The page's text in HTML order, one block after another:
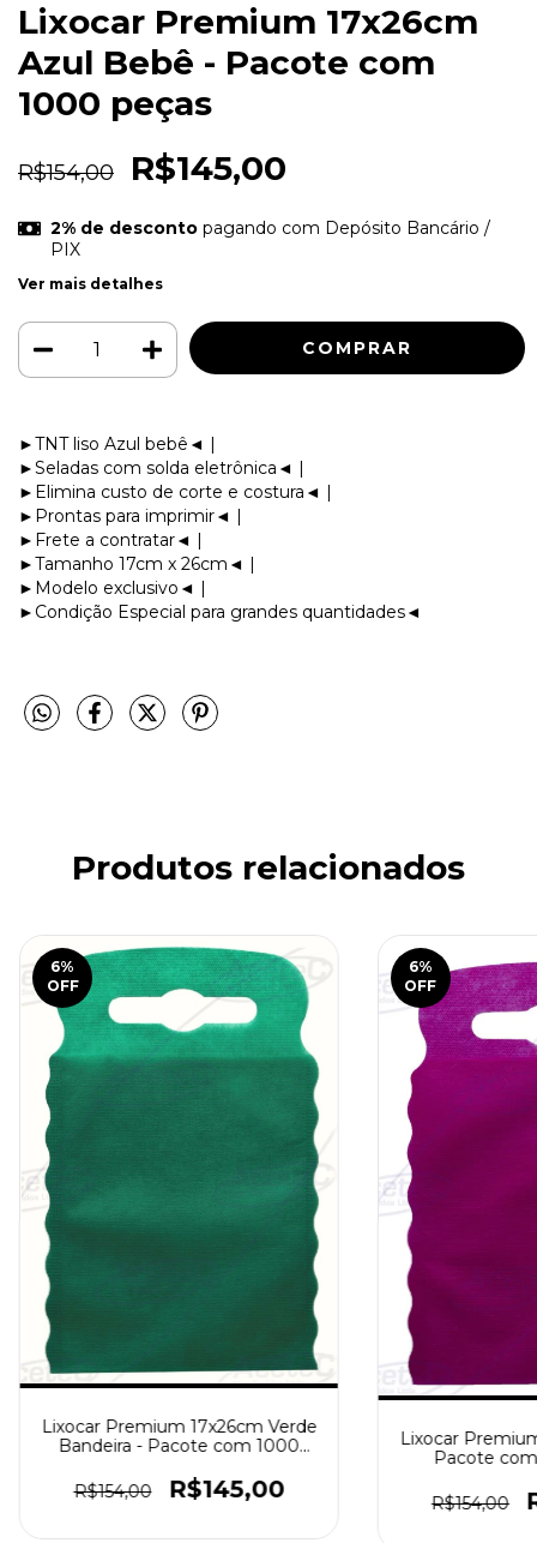
Lixocar Premium 17x26cm
Azul Bebê - Pacote com
1000 peças
R$154,00 R$145,00
2% de descontopagando com Depósito Bancário /
PIX
Ver mais detalhes
►TNT liso Azul bebê◄ |
►Seladas com solda eletrônica◄ |
►Elimina custo de corte e costura◄ |
►Prontas para imprimir◄ |
►Frete a contratar◄ |
►Tamanho 17cm x 26cm◄ |
►Modelo exclusivo◄ |
►Condição Especial para grandes quantidades◄
Produtos relacionados
6%
OFF
Lixocar Premium 17x26cm Verde
Bandeira - Pacote com 1000
R$154,00
R$145,00
6%
OFF
Lixocar
Pacote
R$154,00